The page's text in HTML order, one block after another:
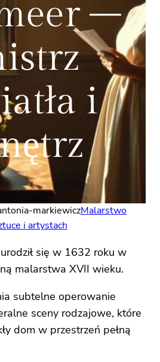
–
i
markiewiczMalarstwo
i artystach
urodził się w 1632 roku w
malarstwa XVII wieku.
subtelne operowanie
sceny rodzajowe, które
dom w przestrzeń pełną